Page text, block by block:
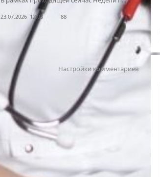
23.07.2026 12:03 88
Настройки комментариев